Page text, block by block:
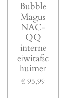
Bubble
Magus
NAC-
QQ
interne
eiwitafsc
huimer
€ 95,99